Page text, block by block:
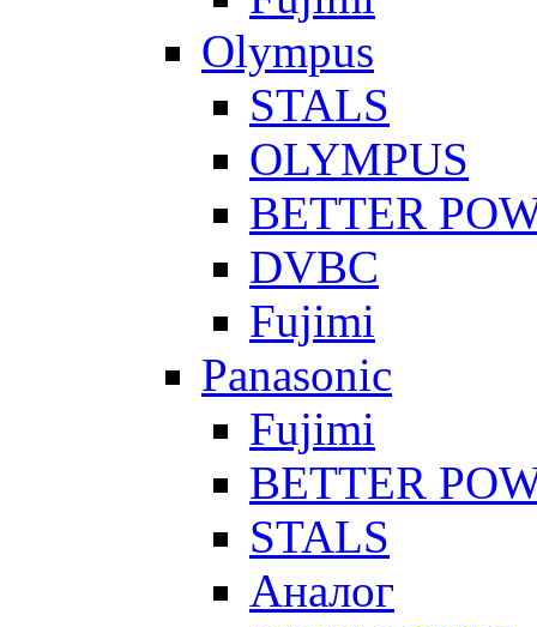
Olympus
STALS
OLYMPUS
BETTER
DVBC
Fujimi
Panasonic
Fujimi
BETTER
STALS
Аналог